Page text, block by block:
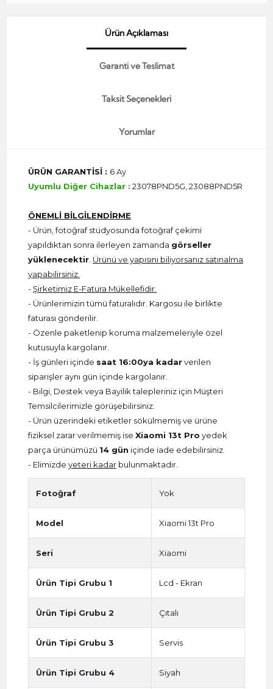
Ürün Açıklaması
Garanti ve Teslimat
Taksit Seçenekleri
Yorumlar
ÜRÜN GARANTİSİ : 6 Ay
Uyumlu Diğer Cihazlar : 23078PND5G, 23088PND5R
ÖNEMLİ BİLGİLENDİRME
- Ürün, fotoğraf stüdyosunda fotoğraf çekimi
yapıldıktan sonra ilerleyen zamanda görseller
yüklenecektir Ürünü ve yapısını biliyorsanız satınalma
yapabilirsiniz.
-Şirketimiz E-Fatura Mükellefidir.
- Ürünlerimizin tümü faturalıdır. Kargosu ile birlikte
faturası gönderilir.
- Özenle paketlenip koruma malzemeleriyle özel
kutusuyla kargolanır.
- İş günleri içinde saat 16:00ya kadarverilen
siparişler aynı gün içinde kargolanır.
- Bilgi, Destek veya Bayilik talepleriniz için Müşteri
Temsilcilerimizle görüşebilirsiniz.
- Ürün üzerindeki etiketler sökülmemiş ve ürüne
fiziksel zarar verilmemiş ise Xiaomi 13t Pro yedek
parça ürünümüzü 14 gün içinde iade edebilirsiniz.
- Elimizde yeteri kadar bulunmaktadır.
Fotoğraf Yok
Model Xiaomi 13t Pro
Seri Xiaomi
Ürün Tipi Grubu 1 Lcd - Ekran
Ürün Tipi Grubu 2 Çıtalı
Ürün Tipi Grubu 3 Servis
Ürün Tipi Grubu 4 Siyah